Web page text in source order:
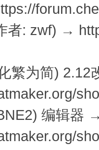
者: zwf) →
繁为简)
编辑器